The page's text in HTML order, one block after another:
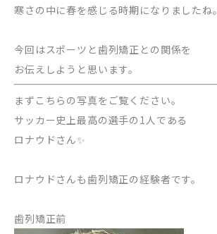
寒さの中に春を感じる時期になりましたね。
今回はスポーツと歯列矯正との関係を
お伝えしようと思います。
まずこちらの写真をご覧ください。
サッカー史上最高の選手の1人である
ロナウドさん✨
ロナウドさんも歯列矯正の経験者です。
歯列矯正前